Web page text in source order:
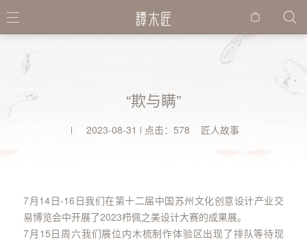
购物
“欺与瞒”
2023-08-31 点击：578 匠人故事
7月14日-16日我们在第十二届中国苏州文化创意设计产业交
易博览会中开展了2023栉佩之美设计大赛的成果展。
7月15日周六我们展位内木梳制作体验区出现了排队等待现